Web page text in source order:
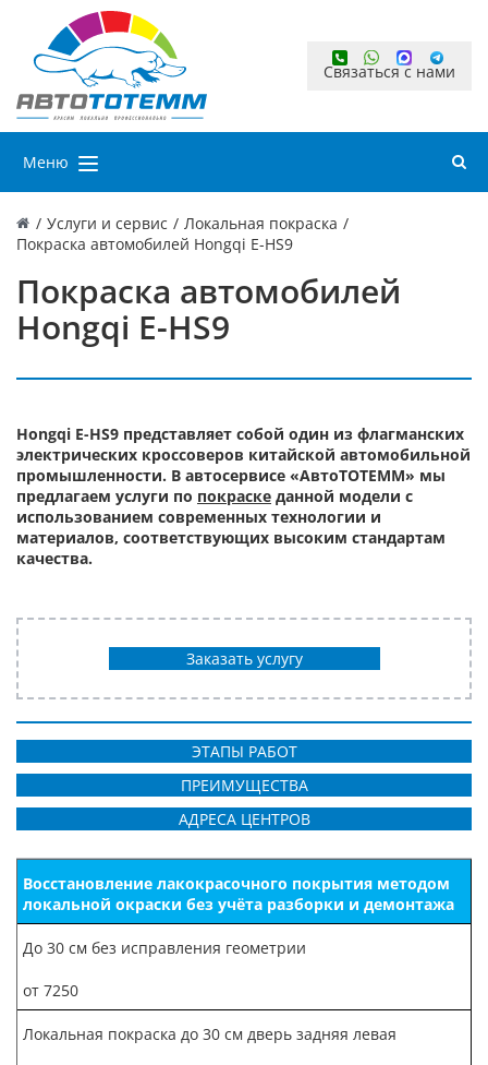
Связаться с нами
Меню
/ Услуги и сервис / Локальная покраска /
Покраска автомобилей Hongqi E-HS9
Покраска автомобилей
Hongqi E-HS9
Hongqi E-HS9 представляет собой один из флагманских
электрических кроссоверов китайской автомобильной
промышленности. В автосервисе «АвтоТОТЕММ» мы
предлагаем услуги по покраске данной модели с
использованием современных технологии и
материалов, соответствующих высоким стандартам
качества.
Заказать услугу
ЭТАПЫ РАБОТ
ПРЕИМУЩЕСТВА
АДРЕСА ЦЕНТРОВ
Восстановление лакокрасочного покрытия методом
локальной окраски без учёта разборки и демонтажа
До 30 см без исправления геометрии
от 7250
Локальная покраска до 30 см дверь задняя левая